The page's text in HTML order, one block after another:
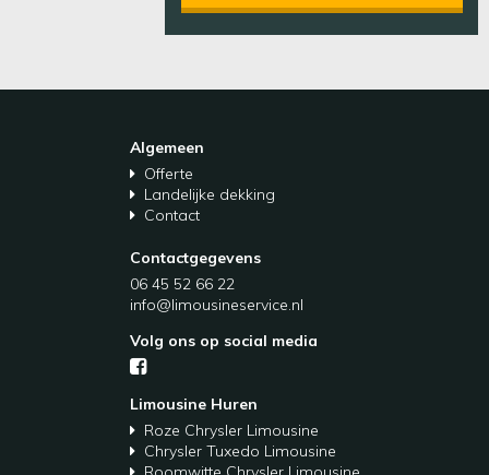
Algemeen
Offerte
Landelijke dekking
Contact
Contactgegevens
06 45 52 66 22
info@limousineservice.nl
Volg ons op social media
Limousine Huren
Roze Chrysler Limousine
Chrysler Tuxedo Limousine